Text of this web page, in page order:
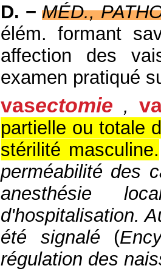
D. − MÉD.,
élém. formant
affection des
examen pratiqué
vasectomie ,
partielle ou totale
stérilité masculine.
perméabilité des
anesthésie
d'hospitalisation.
été signalé (
régulation des